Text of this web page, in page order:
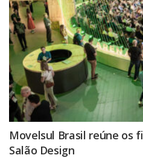
Movelsul Brasil reúne os
Salão Design